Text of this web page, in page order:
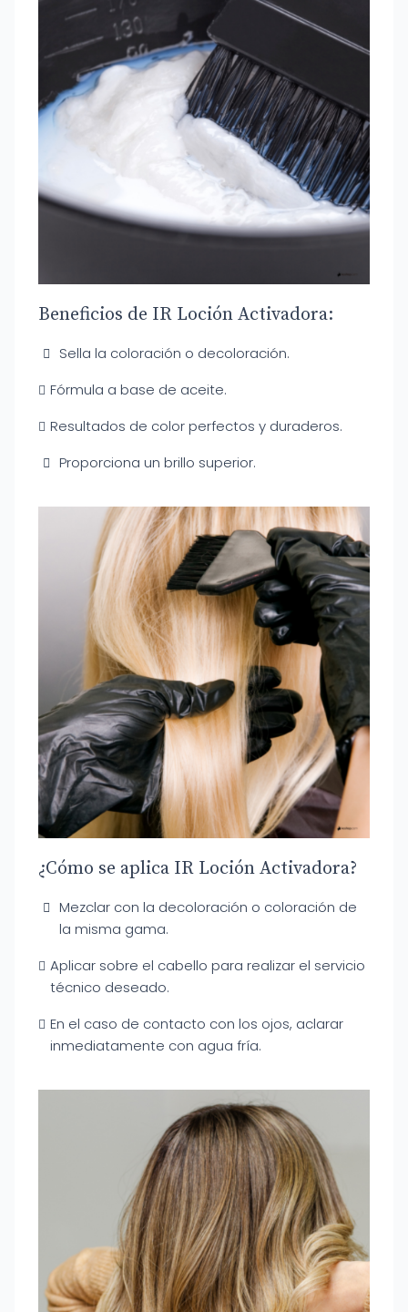
Beneficios de IR Loción Activadora:
Sella la coloración o decoloración.
Fórmula a base de aceite.
Resultados de color perfectos y duraderos.
Proporciona un brillo superior.
¿Cómo se aplica IR Loción Activadora?
Mezclar con la decoloración o coloración de
la misma gama.
Aplicar sobre el cabello para realizar el servicio
técnico deseado.
En el caso de contacto con los ojos, aclarar
inmediatamente con agua fría.